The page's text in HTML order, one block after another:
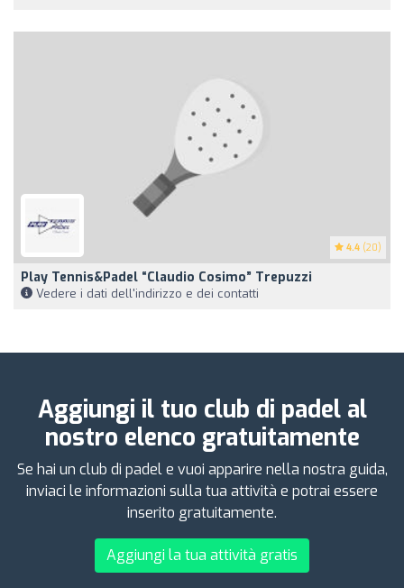
4.4 (20)
Play Tennis&Padel “Claudio Cosimo” Trepuzzi
Vedere i dati dell'indirizzo e dei contatti
Aggiungi il tuo club di padel al
nostro elenco gratuitamente
Se hai un club di padel e vuoi apparire nella nostra guida,
inviaci le informazioni sulla tua attività e potrai essere
inserito gratuitamente.
Aggiungi la tua attività gratis